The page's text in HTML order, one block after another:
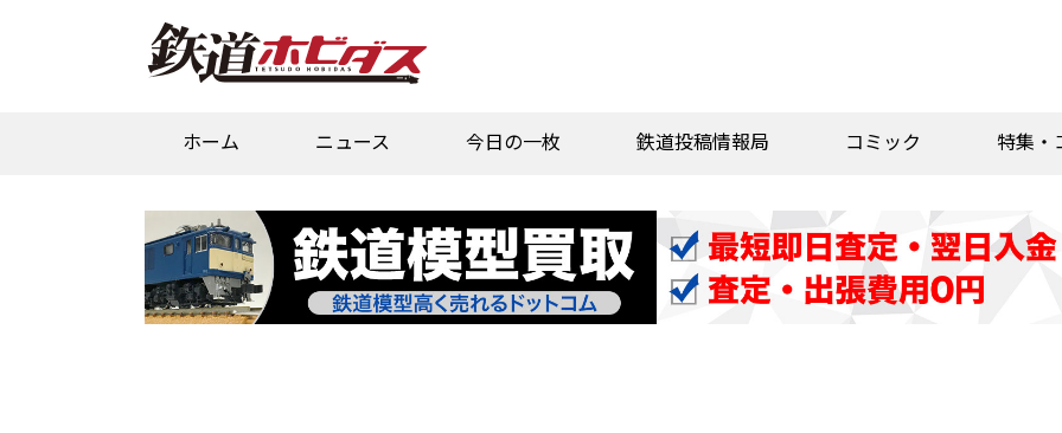
ホーム ニュース 今日の一枚 鉄道投稿情報局 コミック 特集・